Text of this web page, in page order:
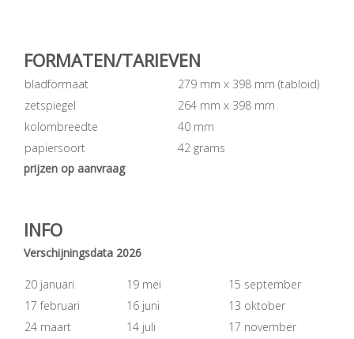
FORMATEN/TARIEVEN
bladformaat
279 mm x 398 mm (tabloid)
zetspiegel
264 mm x 398 mm
kolombreedte
40 mm
papiersoort
42 grams
prijzen op aanvraag
INFO
Verschijningsdata 2026
20 januari 19 mei
15 september
17 februari
16 juni
13 oktober
24 maart
14 juli
17 november